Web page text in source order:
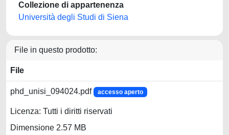
Collezione di appartenenza
Università degli Studi di Siena
File in questo prodotto:
File
phd_unisi_094024.pdf accesso aperto
Licenza: Tutti i diritti riservati
Dimensione 2.57 MB